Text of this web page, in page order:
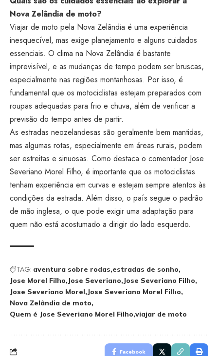
Nova Zelândia de moto?
Viajar de moto pela Nova Zelândia é uma experiência
inesquecível, mas exige planejamento e alguns cuidados
essenciais. O clima na Nova Zelândia é bastante
imprevisível, e as mudanças de tempo podem ser bruscas,
especialmente nas regiões montanhosas. Por isso, é
fundamental que os motociclistas estejam preparados com
roupas adequadas para frio e chuva, além de verificar a
previsão do tempo antes de partir.
As estradas neozelandesas são geralmente bem mantidas,
mas algumas rotas, especialmente em áreas rurais, podem
ser estreitas e sinuosas. Como destaca o comentador Jose
Severiano Morel Filho, é importante que os motociclistas
tenham experiência em curvas e estejam sempre atentos às
condições da estrada. Além disso, o país segue o padrão
de mão inglesa, o que pode exigir uma adaptação para
quem não está acostumado a dirigir do lado esquerdo.
TAG: aventura sobre rodas estradas de sonho
Jose Morel Filho Jose Severiano Jose Severiano Filho
Jose Severiano Morel Jose Severiano Morel Filho
Nova Zelândia de moto
Quem é Jose Severiano Morel Filho viajar de moto
Facebook